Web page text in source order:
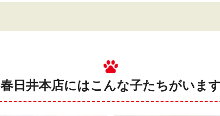
春日井本店にはこんな子たちがいま